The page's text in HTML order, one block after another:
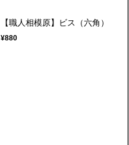
【職人相模原】ビス（六角）
¥880